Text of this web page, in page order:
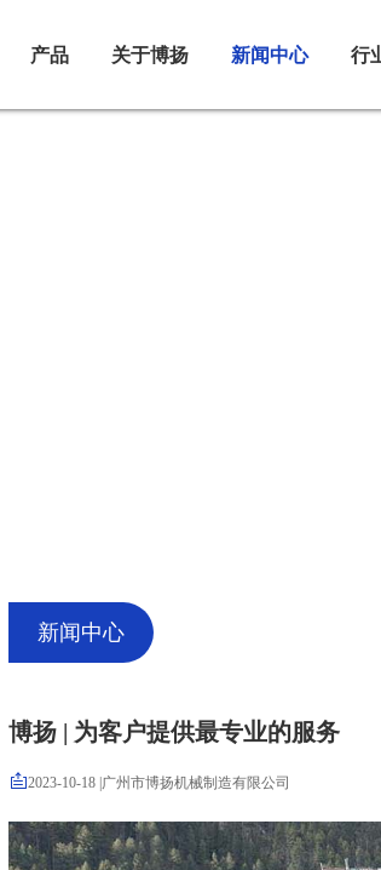
产品 关于博扬 新闻中心 行
新闻中心
博扬 | 为客户提供最专业的服务
2023-10-18 广州市博扬机械制造有限公司